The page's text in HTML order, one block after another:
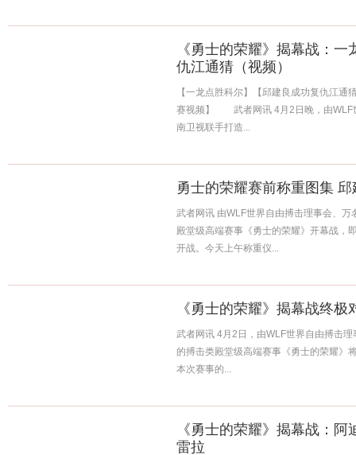
《勇士的荣耀》揭幕战：
仇江通猜（视频）
【一龙点胜科尔】【邱建良成功复仇江
赛视频】 武者网讯 4月2日晚，由WLF
南卫视联手打造...
勇士的荣耀赛前称重图集
武者网讯 由WLF世界自由搏击理事会、
殿堂级高端赛事《勇士的荣耀》开幕战，
开战。今天上午称重仪...
《勇士的荣耀》揭幕战终极
武者网讯 4月2日，由WLF世界自由搏击
的搏击类殿堂级高端赛事《勇士的荣耀》
本次赛事的...
《勇士的荣耀》揭幕战：
雷拉